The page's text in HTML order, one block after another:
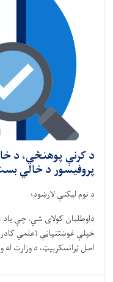
د کرنې پوهنځي، د
پروفیسور د خالي
د نوم لیکنېلارښود؛
داوطلبان کولای شي،چې
خپلې غوښتنپاڼې (علمي
اصلټرانسکرېپټ، دوزارت له